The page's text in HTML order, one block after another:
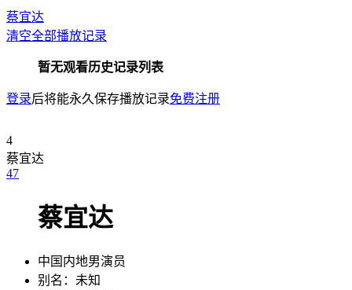
蔡宜达
清空全部播放记录
暂无观看历史记录列表
登录后将能永久保存播放记录免费注册
4
蔡宜达
47
蔡宜达
中国内地男演员
别名： 未知